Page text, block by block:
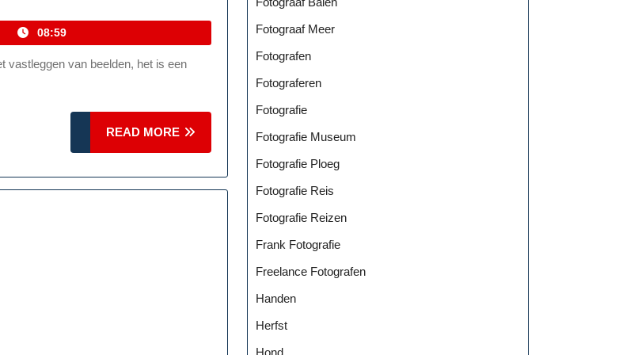
Van
08:59
READ MORE
MORE
Fotograaf Meer
Fotografen
Fotograferen
Fotografie
Fotografie Museum
Fotografie Ploeg
Fotografie Reis
Fotografie Reizen
Frank Fotografie
Freelance Fotografen
Handen
Herfst
Hond